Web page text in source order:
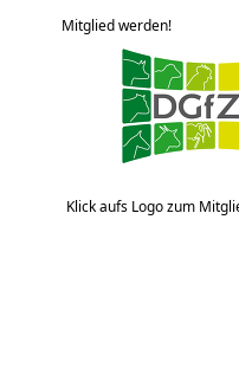
Mitglied werden!
Klick aufs Logo zum